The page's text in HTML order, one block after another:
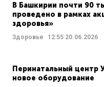
В Башкирии почти 90
проведено в рамках
здоровья»
Здоровье 12:55 20.06.2026
Перинатальный центр
новое оборудование